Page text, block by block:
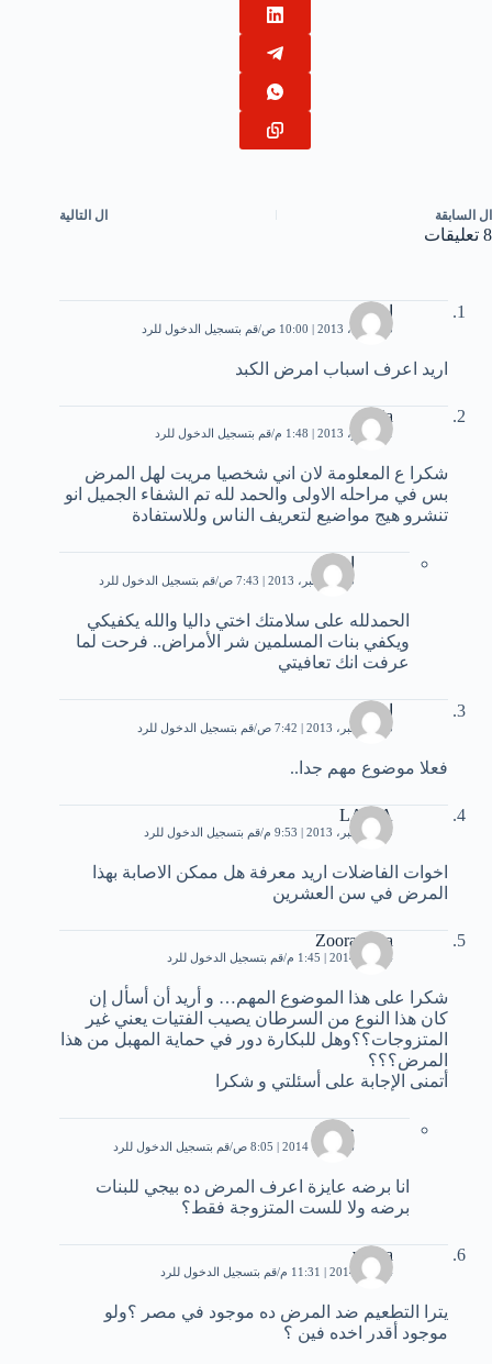
ال السابقة ال التالية
8 تعليقات
احمد
23 أبريل، 2013 | 10:00 ص قم بتسجيل الدخول للرد
اريد اعرف اسباب امرض الكبد
dalia
1 نوفمبر، 2013 | 1:48 م قم بتسجيل الدخول للرد
شكرا ع المعلومة لان اني شخصيا مريت لهل المرض
بس في مراحله الاولى والحمد لله تم الشفاء الجميل انو
تنشرو هيج مواضيع لتعريف الناس ﻭﻟﻼﺳﺘﻔﺎﺩﺓ
اخت
15 ديسمبر، 2013 | 7:43 ص قم بتسجيل الدخول للرد
الحمدلله على سلامتك اختي داليا والله يكفيكي
ويكفي بنات المسلمين شر الأمراض.. فرحت لما
عرفت انك تعافيتي
اخت
15 ديسمبر، 2013 | 7:42 ص قم بتسجيل الدخول للرد
فعلا موضوع مهم جدا..
LAILA
19 ديسمبر، 2013 | 9:53 م قم بتسجيل الدخول للرد
اخوات الفاضلات اريد معرفة هل ممكن الاصابة بهذا
المرض في سن العشرين
Zoora Zara
4 يناير، 2014 | 1:45 م قم بتسجيل الدخول للرد
شكرا على هذا الموضوع المهم… و أريد أن أسأل إن
كان هذا النوع من السرطان يصيب الفتيات يعني غير
المتزوجات؟؟وهل للبكارة دور في حماية المهبل من هذا
المرض؟؟؟
أتمنى الإجابة على أسئلتي و شكرا
جميلة
6 فبراير، 2014 | 8:05 ص قم بتسجيل الدخول للرد
انا برضه عايزة اعرف المرض ده بيجي للبنات
برضه ولا للست المتزوجة فقط؟
walaa
4 يناير، 2014 | 11:31 م قم بتسجيل الدخول للرد
يترا التطعيم ضد المرض ده موجود في مصر ؟ولو
موجود أقدر اخده فين ؟